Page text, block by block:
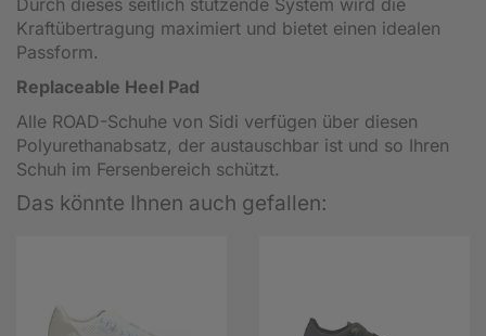
Kraftübertragung maximiert und bietet einen idealen
Passform.
Replaceable Heel Pad
Alle ROAD-Schuhe von Sidi verfügen über diesen
Polyurethanabsatz, der austauschbar ist und so Ihren
Schuh im Fersenbereich schützt.
Das könnte Ihnen auch gefallen: